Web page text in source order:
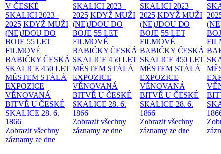
V ČESKÉ
SKALICI 2023–
2025 KDYŽ MUŽI
(NE)JDOU DO
BOJE 55 LET
FILMOVÉ
BABIČKY ČESKÁ
SKALICE 450 LET
MĚSTEM STÁLÁ
EXPOZICE
VĚNOVANÁ
BITVĚ U ČESKÉ
SKALICE 28. 6.
1866
Zobrazit všechny
záznamy ze dne
SKALICI 2023–
2025 KDYŽ MUŽI
(NE)JDOU DO
BOJE 55 LET
FILMOVÉ
BABIČKY ČESKÁ
SKALICE 450 LET
MĚSTEM STÁLÁ
EXPOZICE
VĚNOVANÁ
BITVĚ U ČESKÉ
SKALICE 28. 6.
1866
Zobrazit všechny
záznamy ze dne
SKALICI 2023–
2025 KDYŽ MUŽI
(NE)JDOU DO
BOJE 55 LET
FILMOVÉ
BABIČKY ČESKÁ
SKALICE 450 LET
MĚSTEM STÁLÁ
EXPOZICE
VĚNOVANÁ
BITVĚ U ČESKÉ
SKALICE 28. 6.
1866
Zobrazit všechny
záznamy ze dne